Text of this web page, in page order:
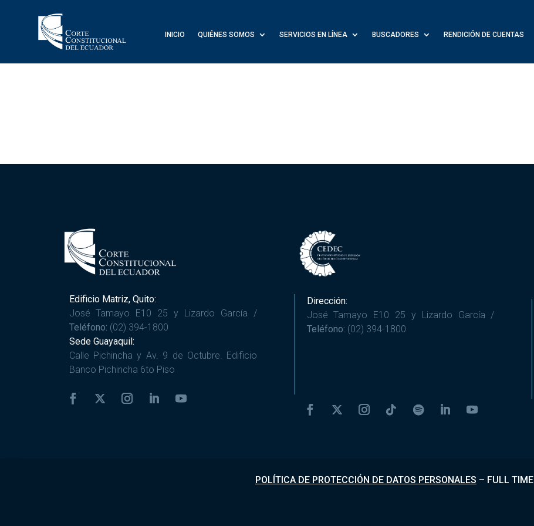
INICIO QUIÉNES SOMOS SERVICIOS EN LÍNEA BUSCADORES RENDICIÓN DE CUENTAS
Edificio Matriz, Quito:
José Tamayo E10 25 y Lizardo García /
Teléfono: (02) 394-1800
Sede Guayaquil:
Calle Pichincha y Av. 9 de Octubre. Edificio
Banco Pichincha 6to Piso
Dirección:
José Tamayo E10 25 y Lizardo García /
Teléfono: (02) 394-1800
POLÍTICA DE PROTECCIÓN DE DATOS PERSONALES – FULL TIME